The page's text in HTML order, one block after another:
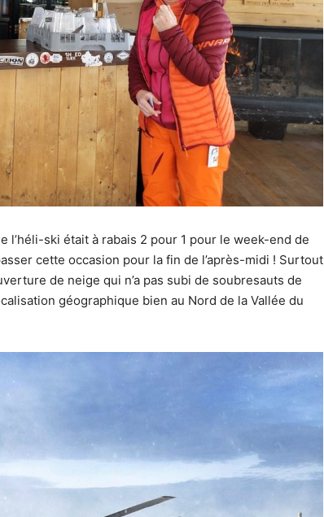
l’héli-ski était à rabais 2 pour 1 pour le week-end de
cette occasion pour la fin de l’après-midi ! Surtout
de neige qui n’a pas subi de soubresauts de
géographique bien au Nord de la Vallée du